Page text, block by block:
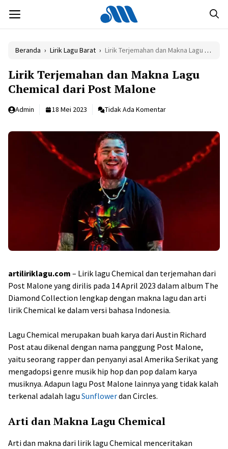
isi
MENU
Beranda › Lirik Lagu Barat › Lirik Terjemahan dan Makna Lagu Chemical dari Post Malone
Lirik Terjemahan dan Makna Lagu
Chemical dari Post Malone
Admin 18 Mei 2023 Tidak Ada Komentar
artiliriklagu.com – Lirik lagu Chemical dan terjemahan dari
Post Malone yang dirilis pada 14 April 2023 dalam album The
Diamond Collection lengkap dengan makna lagu dan arti
lirik Chemical ke dalam versi bahasa Indonesia.
Lagu Chemical merupakan buah karya dari Austin Richard
Post atau dikenal dengan nama panggung Post Malone,
yaitu seorang rapper dan penyanyi asal Amerika Serikat yang
mengadopsi genre musik hip hop dan pop dalam karya
musiknya. Adapun lagu Post Malone lainnya yang tidak kalah
terkenal adalah lagu Sunflowerdan Circles.
Arti dan Makna Lagu Chemical
Arti dan makna dari lirik lagu Chemical menceritakan